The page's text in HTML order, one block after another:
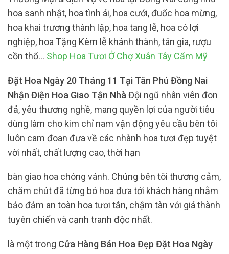
hoa sanh nhật, hoa tình ái, hoa cưới, đuốc hoa mừng,
hoa khai trương thành lập, hoa tang lễ, hoa có lợi
nghiệp, hoa Tặng Kèm lễ khánh thành, tân gia, rượu
cồn thổ… Shop Hoa Tươi Ở Chợ Xuân Tây Cẩm Mỹ
Đặt Hoa Ngày 20 Tháng 11 Tại Tân Phú Đồng Nai
Nhận Điện Hoa Giao Tận Nhà Đội ngũ nhân viên đon
đả, yêu thương nghề, mang quyền lợi của người tiêu
dùng làm cho kim chỉ nam vận động yêu cầu bên tôi
luôn cam đoan đưa về các nhành hoa tươi đẹp tuyệt
vời nhất, chất lượng cao, thời hạn
bàn giao hoa chóng vánh. Chúng bên tôi thương cảm,
chăm chút đã từng bó hoa đưa tới khách hàng nhằm
bảo đảm an toàn hoa tươi tắn, chậm tàn với giá thành
tuyên chiến và cạnh tranh độc nhất.
là một trong Cửa Hàng Bán Hoa Đẹp Đặt Hoa Ngày